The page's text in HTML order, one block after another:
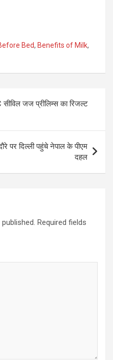
Bed, Benefits of Milk,
जज प्रीलिम्स का रिजल्ट
पर दिल्ली पहुंचे नेपाल के पीएम
दहल
Required fields